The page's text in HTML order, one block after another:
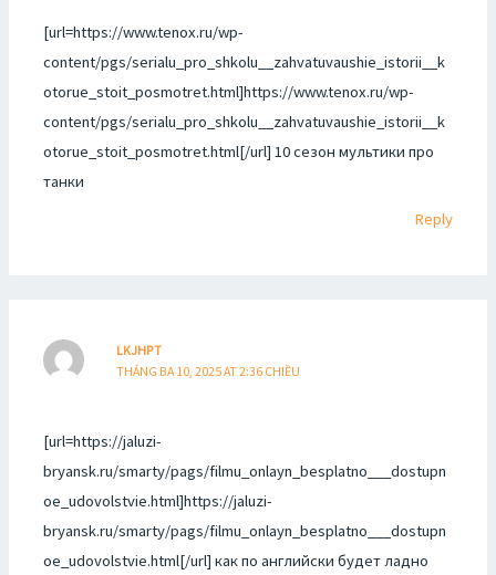
[url=https://www.tenox.ru/wp-
content/pgs/serialu_pro_shkolu__zahvatuvaushie_istorii__k
otorue_stoit_posmotret.html]https://www.tenox.ru/wp-
content/pgs/serialu_pro_shkolu__zahvatuvaushie_istorii__k
otorue_stoit_posmotret.html[/url] 10 сезон мультики про
танки
Reply
LKJHPT
THÁNG BA 10, 2025 AT 2:36 CHIỀU
[url=https://jaluzi-
bryansk.ru/smarty/pags/filmu_onlayn_besplatno___dostupn
oe_udovolstvie.html]https://jaluzi-
bryansk.ru/smarty/pags/filmu_onlayn_besplatno___dostupn
oe_udovolstvie.html[/url] как по английски будет ладно